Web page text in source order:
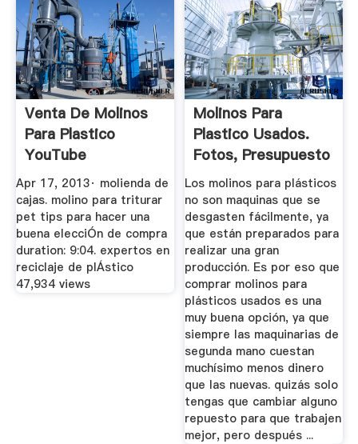
Venta De Molinos
Para Plastico
YouTube
Apr 17, 2013· molienda de
cajas. molino para triturar
pet tips para hacer una
buena elecciÓn de compra
duration: 9:04. expertos en
reciclaje de plÁstico
47,934 views
Molinos Para
Plastico Usados.
Fotos, Presupuesto
E Imagenes.
Los molinos para plásticos
no son maquinas que se
desgasten fácilmente, ya
que están preparados para
realizar una gran
producción. Es por eso que
comprar molinos para
plásticos usados es una
muy buena opción, ya que
siempre las maquinarias de
segunda mano cuestan
muchísimo menos dinero
que las nuevas. quizás solo
tengas que cambiar alguno
repuesto para que trabajen
mejor, pero después ...